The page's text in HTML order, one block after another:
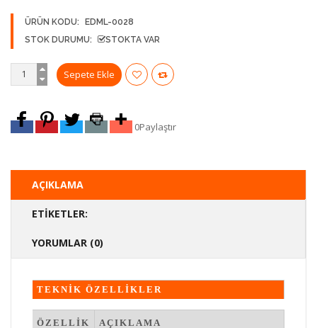
ÜRÜN KODU:
EDML-0028
STOK DURUMU:
STOKTA VAR
0Paylaştır
AÇIKLAMA
ETIKETLER:
YORUMLAR (0)
TEKNİK ÖZELLİKLER
ÖZELLİK
AÇIKLAMA